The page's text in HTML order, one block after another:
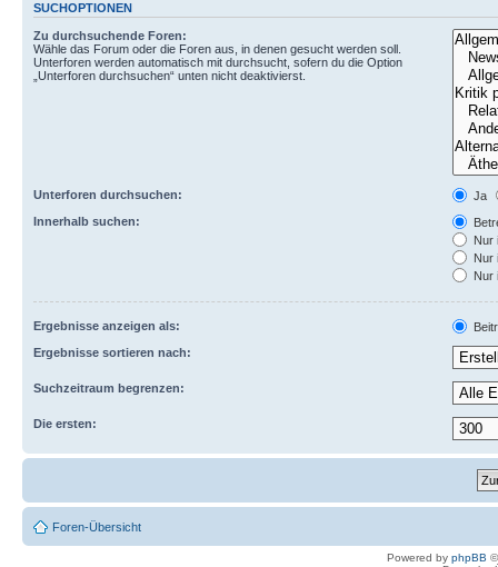
SUCHOPTIONEN
Zu durchsuchende Foren:
Wähle das Forum oder die Foren aus, in denen gesucht werden soll.
Unterforen werden automatisch mit durchsucht, sofern du die Option
„Unterforen durchsuchen“ unten nicht deaktivierst.
Unterforen durchsuchen:
Ja
Innerhalb suchen:
Nur
Nur
Nur
Ergebnisse anzeigen als:
Ergebnisse sortieren nach:
Suchzeitraum begrenzen:
Die ersten:
Foren-Übersicht
Powered by phpBB